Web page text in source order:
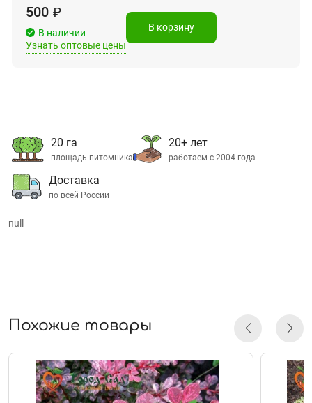
500 ₽
В наличии
Узнать оптовые цены
В корзину
20 га
площадь питомника
20+ лет
работаем с 2004 года
Доставка
по всей России
null
Похожие товары